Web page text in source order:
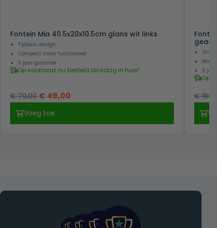
Fontein Mia 40.5x20x10.5cm glans wit links
Tijdloos design
Compact maar functioneel
5 jaar garantie
Op voorraad, nu besteld dinsdag in huis!
€79,00 Oorspronkelijke
was:
€ 79,00.
€ 49,00
€ 49,00.
Voeg toe
5
Op
€